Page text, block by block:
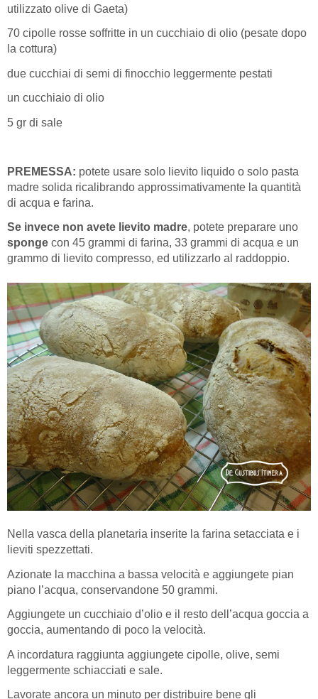
utilizzato olive di Gaeta)
70 cipolle rosse soffritte in un cucchiaio di olio (pesate dopo
la cottura)
due cucchiai di semi di finocchio leggermente pestati
un cucchiaio di olio
5 gr di sale
PREMESSA: potete usare solo lievito liquido o solo pasta
madre solida ricalibrando approssimativamente la quantità
di acqua e farina.
Se invece non avete lievito madre, potete preparare uno
sponge con 45 grammi di farina, 33 grammi di acqua e un
grammo di lievito compresso, ed utilizzarlo al raddoppio.
Nella vasca della planetaria inserite la farina setacciata e i
lieviti spezzettati.
Azionate la macchina a bassa velocità e aggiungete pian
piano l’acqua, conservandone 50 grammi.
Aggiungete un cucchiaio d’olio e il resto dell’acqua goccia a
goccia, aumentando di poco la velocità.
A incordatura raggiunta aggiungete cipolle, olive, semi
leggermente schiacciati e sale.
Lavorate ancora un minuto per distribuire bene gli